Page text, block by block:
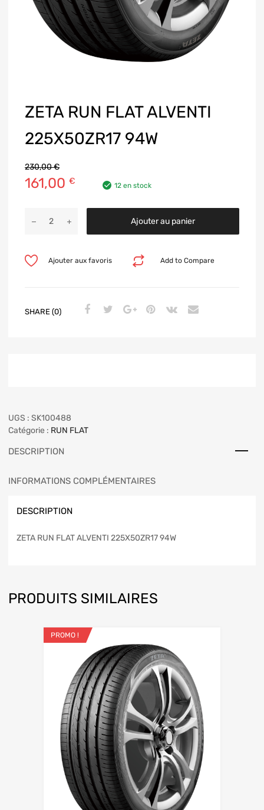
ZETA RUN FLAT ALVENTI
225X50ZR17 94W
230,00€
161,00 € 12 en stock
Ajouter au panier
Add to Compare
Ajouter aux favoris
SHARE (0)
UGS : SK100488
Catégorie : RUN FLAT
DESCRIPTION
INFORMATIONS COMPLÉMENTAIRES
DESCRIPTION
ZETA RUN FLAT ALVENTI 225X50ZR17 94W
PRODUITS SIMILAIRES
PROMO !